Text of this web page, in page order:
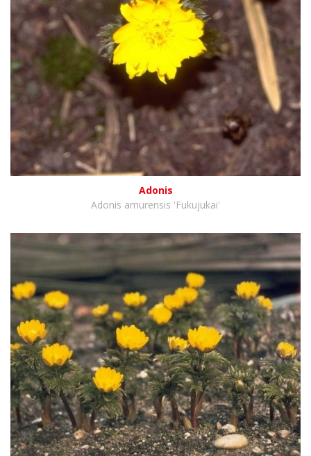
Adonis
Adonis amurensis 'Fukujukai'